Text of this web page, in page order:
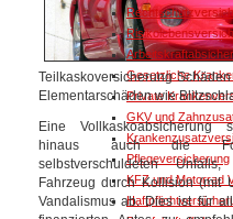
Gesetzliche
Private
GKV und
Pflegeversicherung
KFZ und Motorrad
Teilkaskoversicherung
Elementarschäden wie
Eine Vollkaskoabsicherung
hinaus auch die
selbstverschuldeten
Fahrzeug durch Kollision (mit
Vandalismus ab. Dies ist für